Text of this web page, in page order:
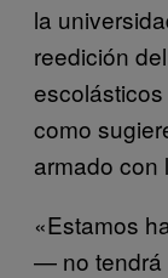
la
reedición
como
armado con
«Estamos
— no tendrá